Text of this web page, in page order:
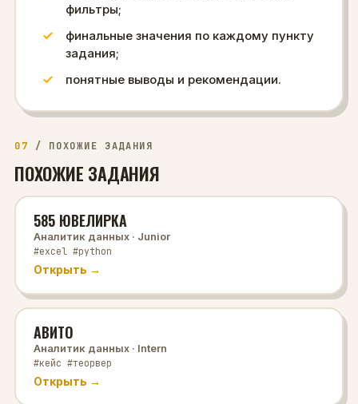
фильтры;
финальные значения по каждому пункту
задания;
понятные выводы и рекомендации.
07 / ПОХОЖИЕ ЗАДАНИЯ
ПОХОЖИЕ ЗАДАНИЯ
585 ЮВЕЛИРКА
Аналитик данных· Junior
#excel #python
Открыть →
АВИТО
Аналитик данных· Intern
#кейс #теорвер
Открыть →